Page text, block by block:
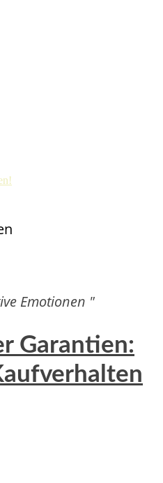
Emotionen "
Garantien: